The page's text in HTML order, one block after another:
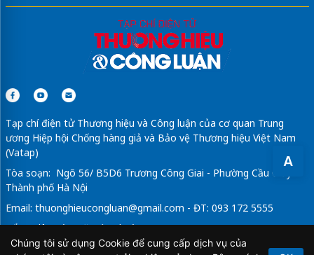
A
Tạp chí điện tử Thương hiệu và Công luận của cơ quan Trung
ương Hiệp hội Chống hàng giả và Bảo vệ Thương hiệu Việt Nam
(Vatap)
Tòa soạn: Ngõ 56/ B5D6 Trương Công Giai - Phường Cầu Giấy -
Thành phố Hà Nội
Email: thuonghieucongluan@gmail.com - ĐT: 093 172 5555
Tổng Biên Tập: Vũ Đức Thuận
Giấy phép hoạt động báo chí điện tử số 64/GP-BTTTT do Bộ
Chúng tôi sử dụng Cookie để cung cấp dịch vụ của